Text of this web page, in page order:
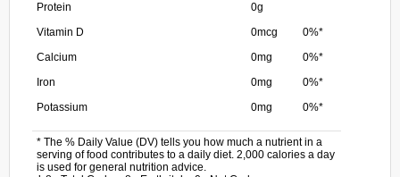
Protein
Vitamin D
Calcium
Iron
Potassium
0g
0mcg
0mg
0mg
0mg
0%*
0%*
0%*
0%*
* The % Daily Value (DV) tells you how much a nutrient in a
serving of food contributes to a daily diet. 2,000 calories a day
is used for general nutrition advice.